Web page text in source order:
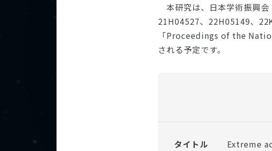
本研究は、日本学術振興
21H04527、22H05149、
「Proceedings of the
される予定です。
タイトル
Extreme